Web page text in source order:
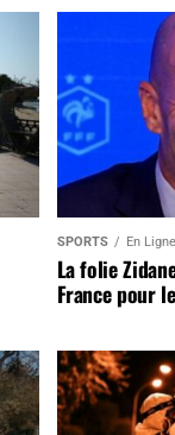
SPORTS En
La folie
France pour